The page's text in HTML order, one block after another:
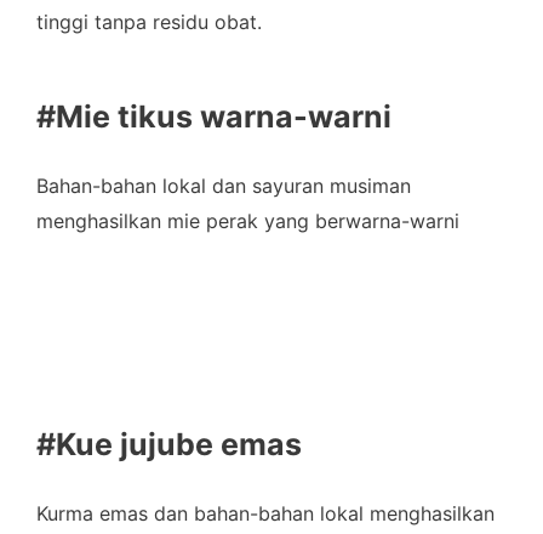
tinggi tanpa residu obat.
#Mie tikus warna-warni
Bahan-bahan lokal dan sayuran musiman
menghasilkan mie perak yang berwarna-warni
#Kue jujube emas
Kurma emas dan bahan-bahan lokal menghasilkan